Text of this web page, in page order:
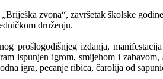
zvona“, završetak školske
druženju.
prošlogodišnjeg izdanja,
ispunjen igrom, smijehom i
igra, pecanje ribica, čarolija od